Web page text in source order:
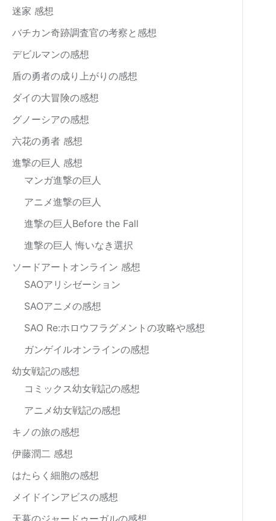
迷家 感想
バチカン奇跡調査官の考察と感想
デビルマンの感想
盾の勇者の成り上がりの感想
ダイの大冒険の感想
グノーシアの感想
六花の勇者 感想
進撃の巨人 感想
マンガ進撃の巨人
アニメ進撃の巨人
進撃の巨人Before the Fall
進撃の巨人 悔いなき選択
ソードアートオンライン 感想
SAOアリシゼーション
SAOアニメの感想
SAO Re:ホロウフラグメントの攻略や感想
ガンゲイルオンラインの感想
幼女戦記の感想
コミックス幼女戦記の感想
アニメ幼女戦記の感想
キノの旅の感想
伊藤潤二 感想
はたらく細胞の感想
メイドインアビスの感想
天幕のジャードゥーガルの感想